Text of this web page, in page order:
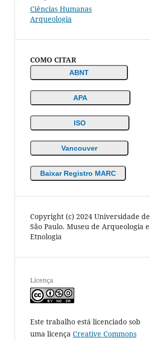
Ciências Humanas
Arqueologia
COMO CITAR
ABNT
APA
ISO
Vancouver
Baixar Registro MARC
Copyright (c) 2024 Universidade de
São Paulo. Museu de Arqueologia e
Etnologia
Licença
Este trabalho está licenciado sob
uma licença Creative Commons